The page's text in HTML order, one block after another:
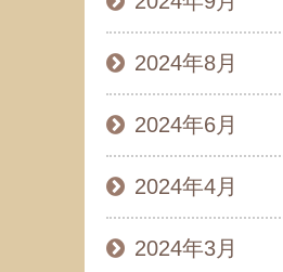
2024年8月
2024年6月
2024年4月
2024年3月